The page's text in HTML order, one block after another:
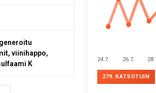
viinihappo,
K
24.7. 26.7.
279. KATSOTUIN